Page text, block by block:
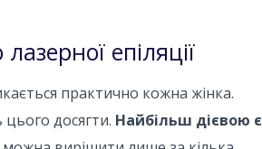
епіляції
практично кожна жінка.
досягти. Найбільш дієвою є